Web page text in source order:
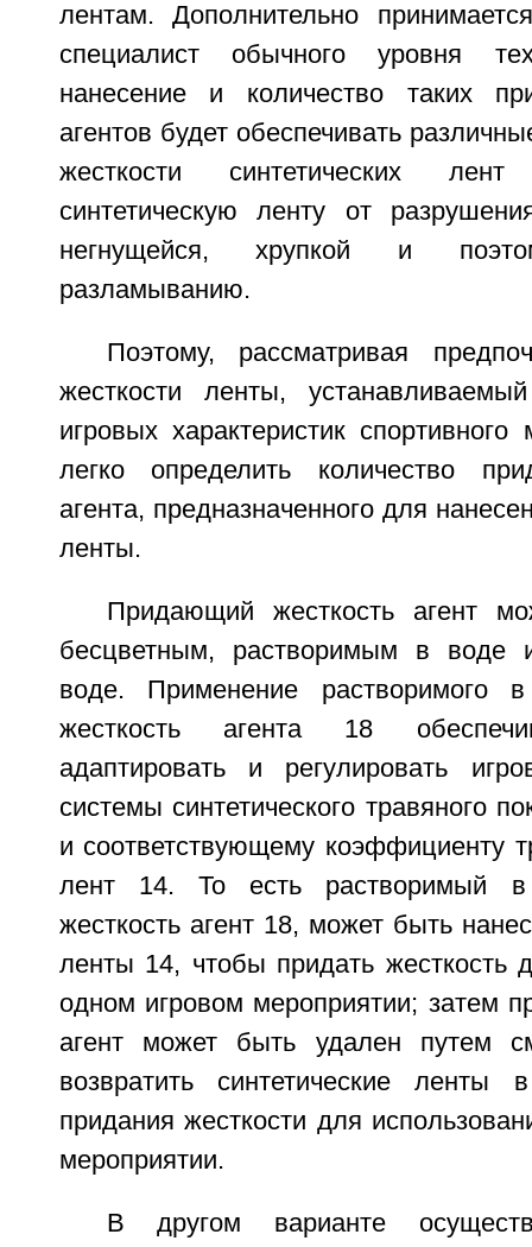
лентам. Дополнительно
специалист обычного уровня
нанесение и количество таких
агентов будет обеспечивать
жесткости синтетических
синтетическую ленту от
негнущейся, хрупкой и
разламыванию.
Поэтому, рассматривая
жесткости ленты,
игровых характеристик
легко определить количество
агента, предназначенного для
ленты.
Придающий жесткость агент
бесцветным, растворимым в воде
воде. Применение растворимого
жесткость агента 18
адаптировать и регулировать
системы синтетического травяного
и соответствующему коэффициенту
лент 14. То есть растворимый
жесткость агент 18, может быть
ленты 14, чтобы придать жесткость
одном игровом мероприятии; затем
агент может быть удален путем
возвратить синтетические
придания жесткости для
мероприятии.
В другом варианте